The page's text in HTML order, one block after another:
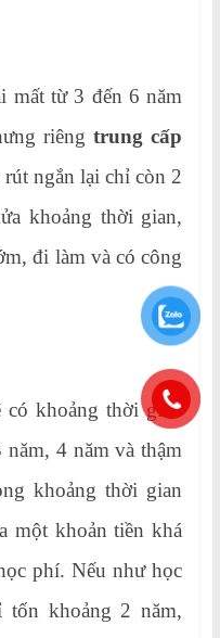
mất từ 3 đến 6 năm
riêngtrung cấp
ngắn lại chỉ còn 2
khoảng thời gian,
đi làm và có công
khoảng thời gian
4 năm và thậm
khoảng thời gian
một khoản tiền khá
phí. Nếu như học
tốn khoảng 2 năm,